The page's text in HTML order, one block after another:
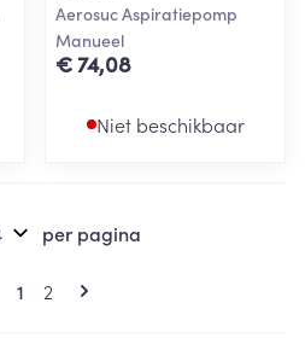
Aerosuc Aspiratiepomp
Manueel
€ 74,08
Niet beschikbaar
Pagina's
U lees momenteel pagina
1 Pagina
2
per pagina